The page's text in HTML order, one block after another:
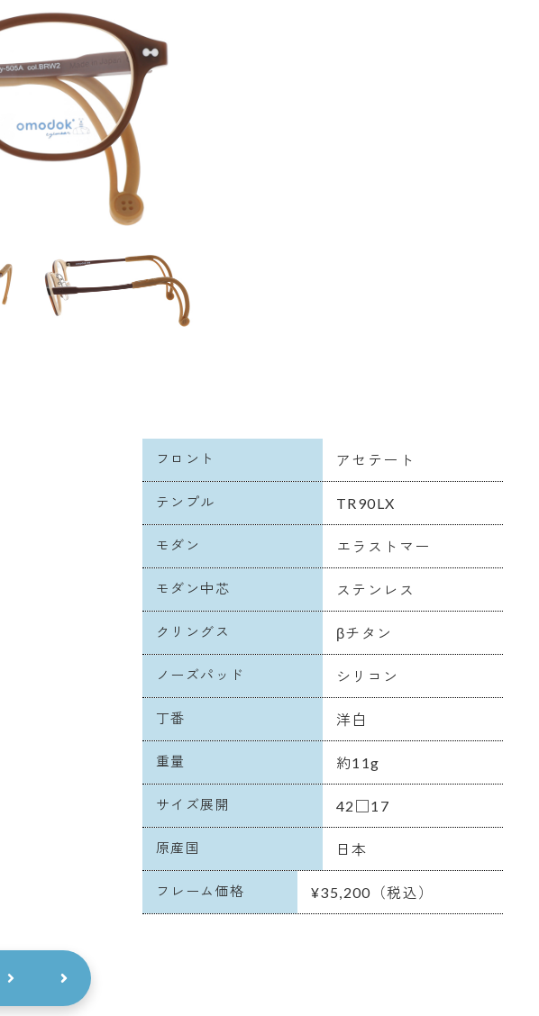
フロント アセテート
テンプル TR90LX
モダン エラストマー
モダン中芯 ステンレス
クリングス βチタン
ノーズパッド シリコン
丁番 洋白
重量 約11g
サイズ展開 42□17
原産国 日本
フレーム価格 ¥35,200（税込）